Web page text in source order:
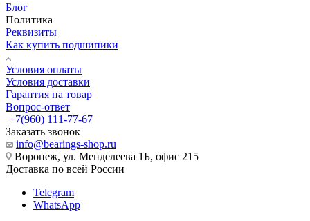
Блог
Политика
Реквизиты
Как купить подшипики
Условия оплаты
Условия доставки
Гарантия на товар
Вопрос-ответ
+7(960) 111-77-67
Заказать звонок
info@bearings-shop.ru
Воронеж, ул. Менделеева 1Б, офис 215
Доставка по всей России
Telegram
WhatsApp